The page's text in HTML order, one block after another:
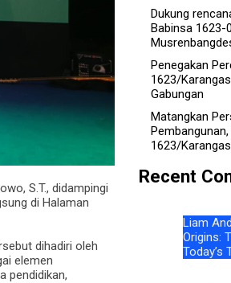
S.T., didampingi
di Halaman
dihadiri oleh
elemen
pendidikan,
Dukung
Babinsa
Penegakan
1623/
Gabungan
Matangkan
1623/
Recent
Liam
Origins:
Today’s